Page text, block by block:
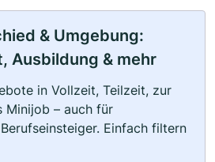
& Umgebung:
Ausbildung & mehr
in Vollzeit, Teilzeit, zur
Minijob – auch für
Einfach filtern